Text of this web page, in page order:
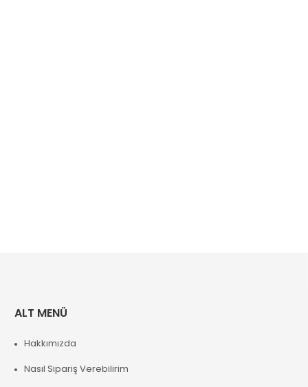
ALT MENÜ
Hakkımızda
Nasıl Sipariş Verebilirim